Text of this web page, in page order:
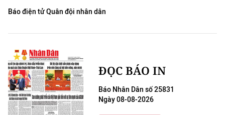
Báo điện tử Quân đội nhân dân
ĐỌC BÁO IN
Báo Nhân Dân số 25831
Ngày 08-08-2026